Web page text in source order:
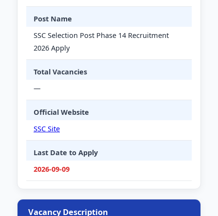
Post Name
SSC Selection Post Phase 14 Recruitment
2026 Apply
Total Vacancies
—
Official Website
SSC Site
Last Date to Apply
2026-09-09
Vacancy Description